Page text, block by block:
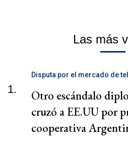
Las más
1.
Disputa por el mercado de
Otro escándalo
cruzó a EE.UU por
cooperativa